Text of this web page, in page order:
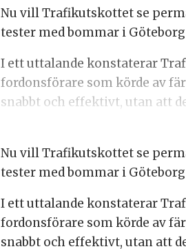
Nu vill Trafikutskottet se
tester med bommar i
I ett uttalande konstaterar
fordonsförare som körde av
snabbt och effektivt, utan att
Nu vill Trafikutskottet se
tester med bommar i
I ett uttalande konstaterar
fordonsförare som körde av
snabbt och effektivt, utan att